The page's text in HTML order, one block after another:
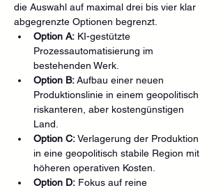
die Auswahl auf maximal drei bis vier klar
abgegrenzte Optionen begrenzt.
Option A: KI-gestützte
Prozessautomatisierung im
bestehenden Werk.
Option B: Aufbau einer neuen
Produktionslinie in einem geopolitisch
riskanteren, aber kostengünstigen
Land.
Option C: Verlagerung der Produktion
in eine geopolitisch stabile Region mit
höheren operativen Kosten.
Option D: Fokus auf reine